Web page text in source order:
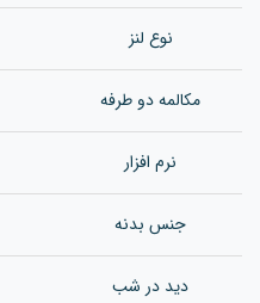
نوع لنز
مکالمه دو طرفه
نرم افزار
جنس بدنه
دید در شب